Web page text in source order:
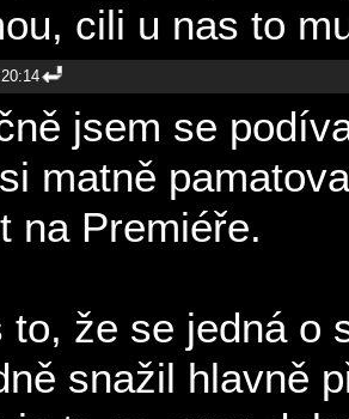
cili u nas to
jsem se
matně
na Premiéře.
to, že se jedná o
snažil hlavně